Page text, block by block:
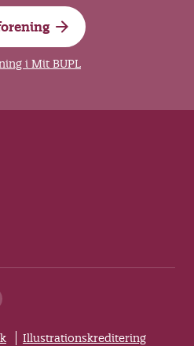
i Mit BUPL
Illustrationskreditering